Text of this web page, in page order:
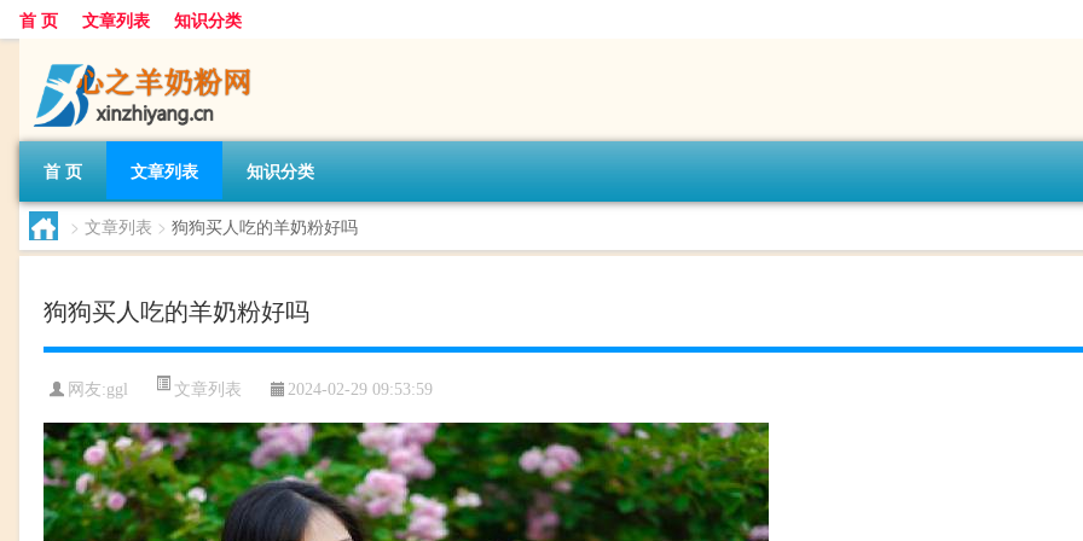
首 页 文章列表 知识分类
首 页 文章列表 知识分类
> 文章列表 > 狗狗买人吃的羊奶粉好吗
狗狗买人吃的羊奶粉好吗
网友:ggl 文章列表 2024-02-29 09:53:59